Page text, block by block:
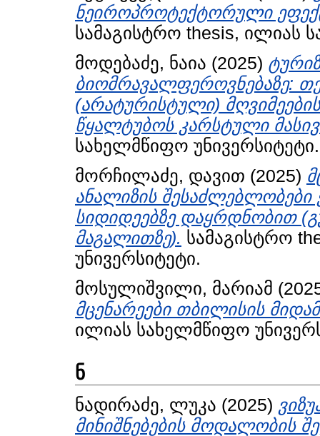
ნეიროპროტექტორული
სამაგისტრო thesis, ილიას
მოდებაძე, ნაია (2025)
ბიომრავალფეროვნებაზე:
(არატურისტული)
წყალტუბოს კარსტული
სახელმწიფო უნივერსიტეტი.
მორჩილაძე, დავით (2025)
ანალიზის
სიდიდეებზე დაყრდნობით
მაგალითზე). სამაგისტრო
უნივერსიტეტი.
მოსულიშვილი, მარიამ
მცენარეები თბილისის
ილიას სახელმწიფო
ნ
ნადირაძე, ლუკა (2025)
მინიშნებების მოდალობის